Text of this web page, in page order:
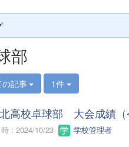
部
の記事 1件
高校卓球部 大会成績（
: 2024/10/23 学校管理者